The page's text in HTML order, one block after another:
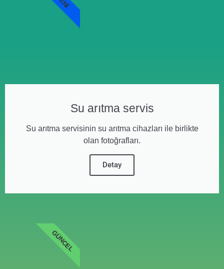
Su arıtma servis
Su arıtma servisinin su arıtma cihazları ile birlikte
olan fotoğrafları.
Detay
GÜNCEL